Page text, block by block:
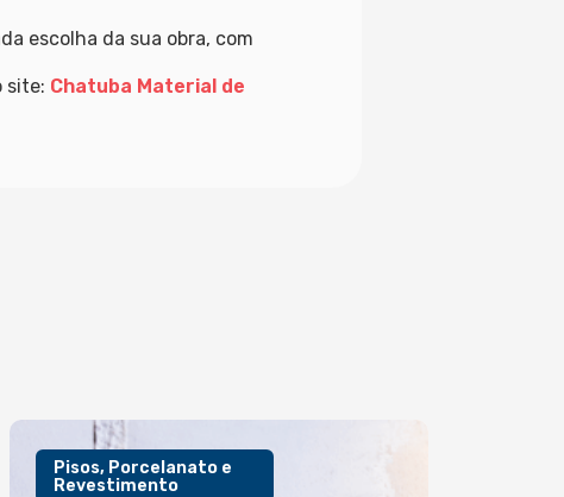
escolha da sua obra, com
site: Chatuba Material de
Pisos, Porcelanato e
Revestimento